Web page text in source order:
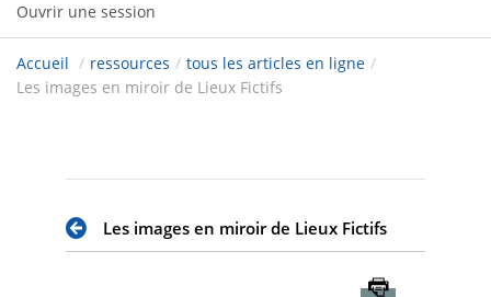
Ouvrir une session
Accueil / ressources / tous les articles en ligne /
Les images en miroir de Lieux Fictifs
Les images en miroir de Lieux Fictifs